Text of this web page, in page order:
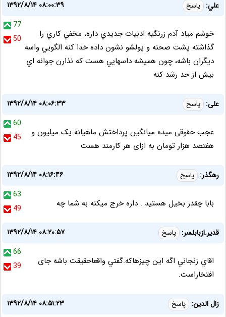
علي: پاسخ
۱۳۹۲/۸/۱۴ ۰۸:۰۰:۳۹
77
50
خوشم مياد آدم زرنگيه ادبيات جديدي داره، مخفي كاري را
گذاشته پشت صحنه و پولشو نشون داده خدا كنه الگويي واسه
ديگران باشه، چون هميشه داسهايي هست كه نذارن جوانه اي
بيش از حد رشد كنه
علی: پاسخ
۱۳۹۲/۸/۱۴ ۰۸:۰۶:۳۳
60
45
عجب حقوقی میده میانگین پرداختش ماهیانه یک میلیون و
هفتصد هزار تومان به ازای هر کارمند هست
رهگذر: پاسخ
۱۳۹۲/۸/۱۴ ۰۸:۱۶:۴۶
63
49
بابا چقدر بخیل هستید . داره خرج میکنه به شما چه
قدير.ازبابلسر: پاسخ
۱۳۹۲/۸/۱۴ ۰۸:۲۰:۵۷
66
39
اقاي زنجاني اگه اين چيزهاكه.گفتي واقعاحقيقت باشه جاى
افتخاراست.
زال الدین: پاسخ
۱۳۹۲/۸/۱۴ ۰۸:۵۱:۲۳